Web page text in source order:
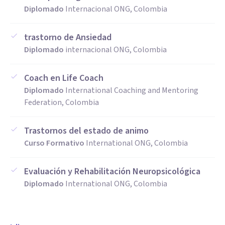
Terapia Breve
Psicología Clínica
Psicología Humanista
Diplomado Internacional ONG, Colombia
trastorno de Ansiedad
Diplomado internacional ONG, Colombia
Coach en Life Coach
Diplomado International Coaching and Mentoring
Federation, Colombia
Trastornos del estado de animo
Curso Formativo International ONG, Colombia
Evaluación y Rehabilitación Neuropsicológica
Diplomado International ONG, Colombia